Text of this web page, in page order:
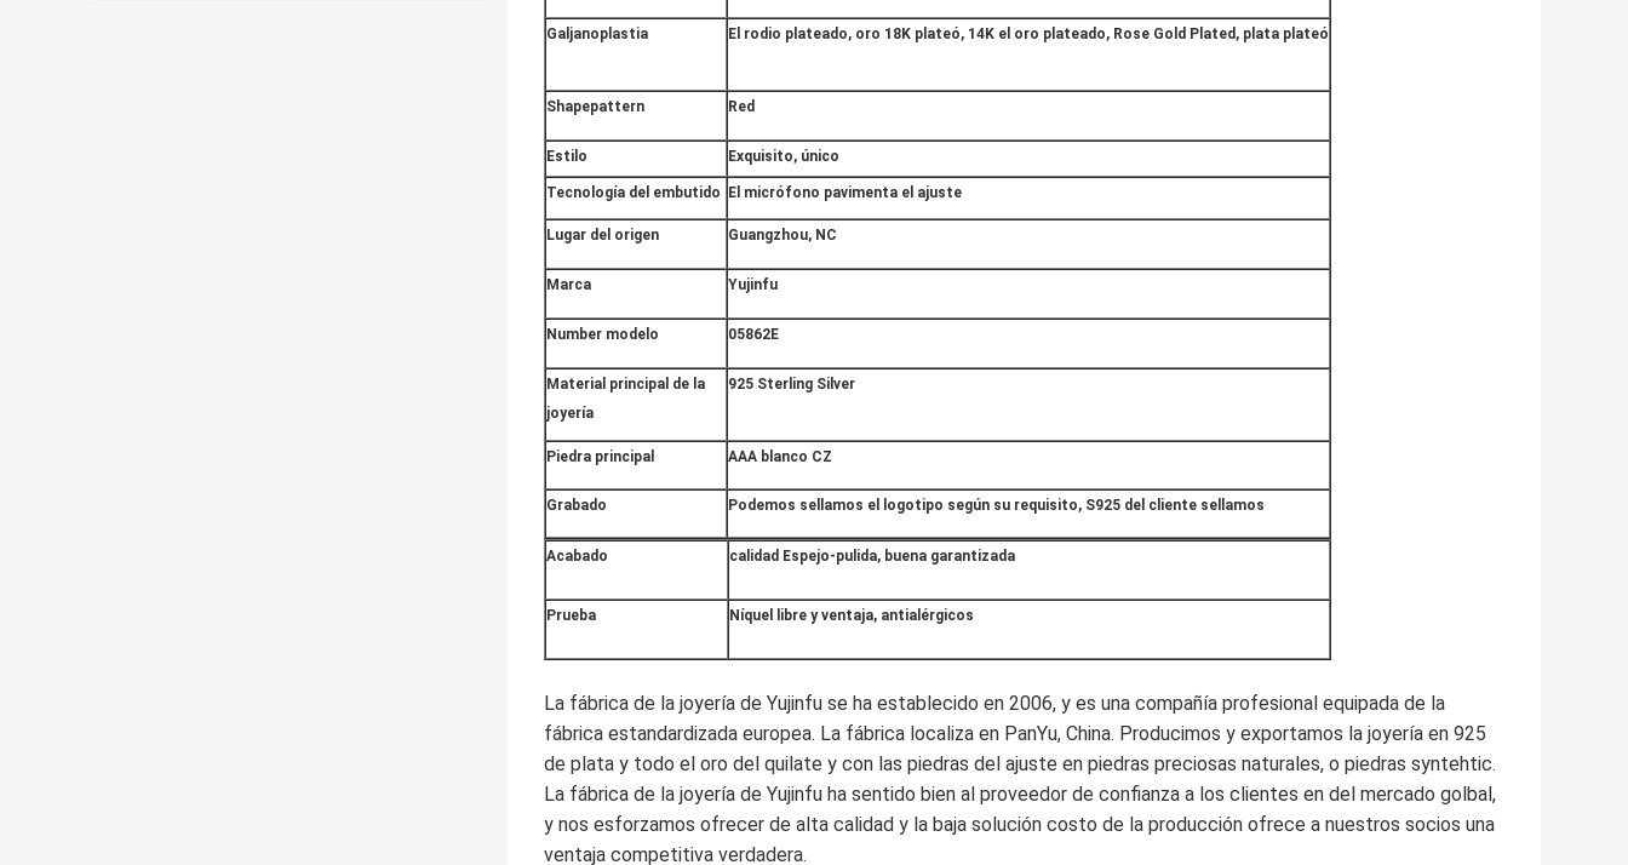
Galjanoplastia El rodio plateado, oro 18K plateó, 14K el oro plateado, Rose Gold Plated, plata plateó
Shapepattern Red
Estilo Exquisito, único
Tecnología del embutido El micrófono pavimenta el ajuste
Lugar del origen Guangzhou, NC
Marca Yujinfu
Number modelo 05862E
Material principal de la
joyería
925 Sterling Silver
Piedra principal AAA blanco CZ
Grabado Podemos sellamos el logotipo según su requisito, S925 del cliente sellamos
Acabado calidad Espejo-pulida, buena garantizada
Prueba Níquel libre y ventaja, antialérgicos
La fábrica de la joyería de Yujinfu se ha establecido en 2006, y es una compañía profesional equipada de la
fábrica estandardizada europea. La fábrica localiza en PanYu, China. Producimos y exportamos la joyería en 925
de plata y todo el oro del quilate y con las piedras del ajuste en piedras preciosas naturales, o piedras syntehtic.
La fábrica de la joyería de Yujinfu ha sentido bien al proveedor de confianza a los clientes en del mercado golbal,
y nos esforzamos ofrecer de alta calidad y la baja solución costo de la producción ofrece a nuestros socios una
ventaja competitiva verdadera.